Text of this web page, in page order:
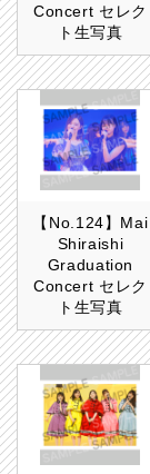
Concert セレク
ト生写真
【No.124】Mai
Shiraishi
Graduation
Concert セレク
ト生写真